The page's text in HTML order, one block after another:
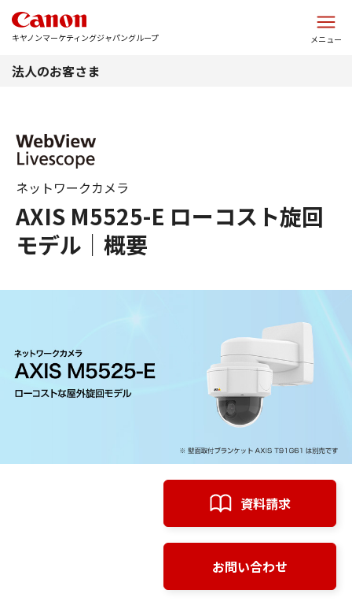
キヤノンマーケティングジャパングループ メニュー
法人のお客さま
AXIS M5525-E ローコスト旋回
モデル｜概要
ネットワークカメラ
資料請求
お問い合わせ